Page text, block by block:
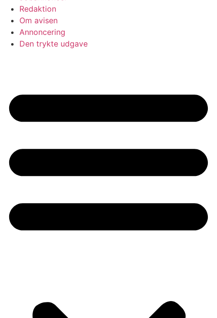
Redaktion
Om avisen
Annoncering
Den trykte udgave